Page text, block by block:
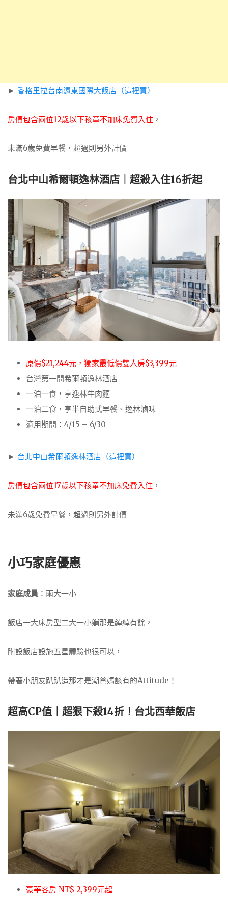
► 香格里拉台南遠東國際大飯店（這裡買）
房價包含兩位12歲以下孩童不加床免費入住 ，
未滿6歲免費早餐，超過則另外計價
台北中山希爾頓逸林酒店｜超殺入住16折起
原價$21,244元，獨家最低價雙人房$3,399元
台灣第一間希爾頓逸林酒店
一泊一食，享逸林牛肉麵
一泊二食，享半自助式早餐、逸林滷味
適用期間：4/15 – 6/30
► 台北中山希爾頓逸林酒店（這裡買）
房價包含兩位17歲以下孩童不加床免費入住 ，
未滿6歲免費早餐，超過則另外計價
小巧家庭優惠
家庭成員 ：兩大一小
飯店一大床房型二大一小躺那是綽綽有餘，
附設飯店設施五星體驗也很可以，
帶著小朋友趴趴造那才是潮爸媽該有的Attitude！
超高CP值｜超狠下殺14折！台北西華飯店
豪華客房 NT$ 2,399元起